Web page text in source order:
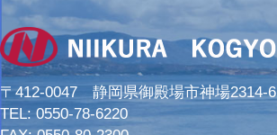
〒412-0047 静岡県御殿場市神場2314-6
TEL:0550-78-6220